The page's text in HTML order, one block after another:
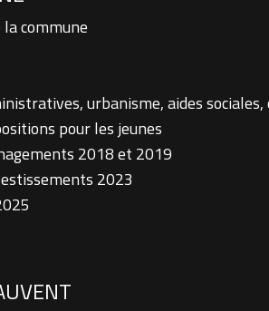
commune
urbanisme, aides
pour les jeunes
2018 et 2019
2023